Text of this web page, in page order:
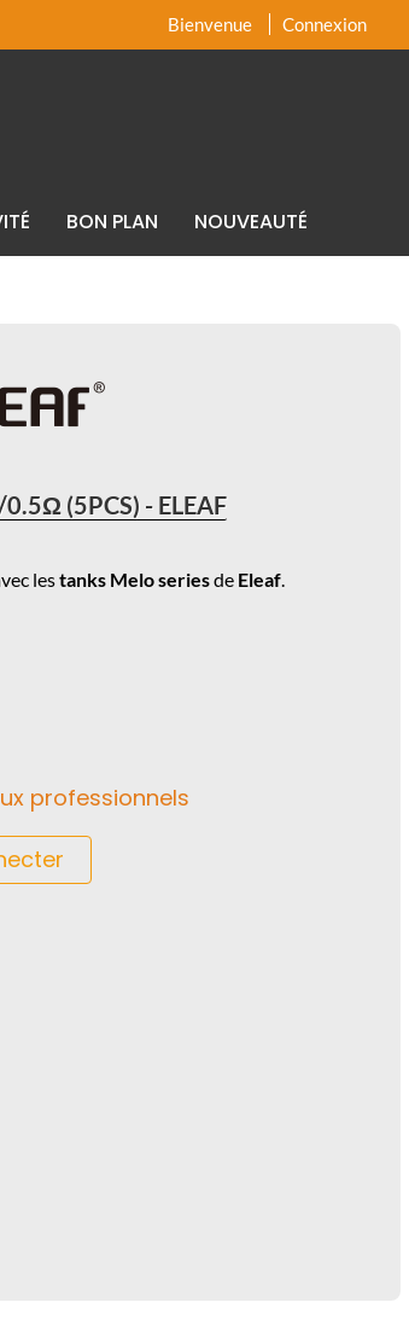
Bienvenue Connexion
BON PLAN NOUVEAUTÉ
0.5Ω (5PCS) - ELEAF
lestanks Melo seriesde Eleaf.
professionnels
xx